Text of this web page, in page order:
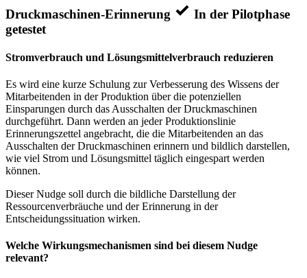
Druckmaschinen-Erinnerung
In der Pilotphase
getestet
Stromverbrauch und Lösungsmittelverbrauch reduzieren
Es wird eine kurze Schulung zur Verbesserung des Wissens der
Mitarbeitenden in der Produktion über die potenziellen
Einsparungen durch das Ausschalten der Druckmaschinen
durchgeführt. Dann werden an jeder Produktionslinie
Erinnerungszettel angebracht, die die Mitarbeitenden an das
Ausschalten der Druckmaschinen erinnern und bildlich darstellen,
wie viel Strom und Lösungsmittel täglich eingespart werden
können.
Dieser Nudge soll durch die bildliche Darstellung der
Ressourcenverbräuche und der Erinnerung in der
Entscheidungssituation wirken.
Welche Wirkungsmechanismen sind bei diesem Nudge
relevant?